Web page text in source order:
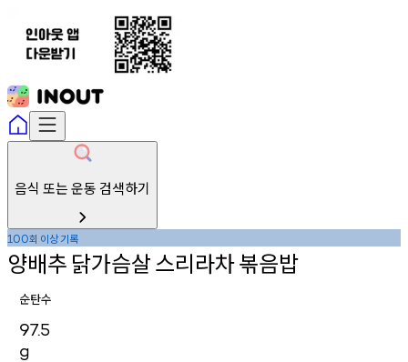
음식 또는 운동 검색하기
100회 이상기록
양배추 닭가슴살스리라차볶음밥
순탄수
97.5
g